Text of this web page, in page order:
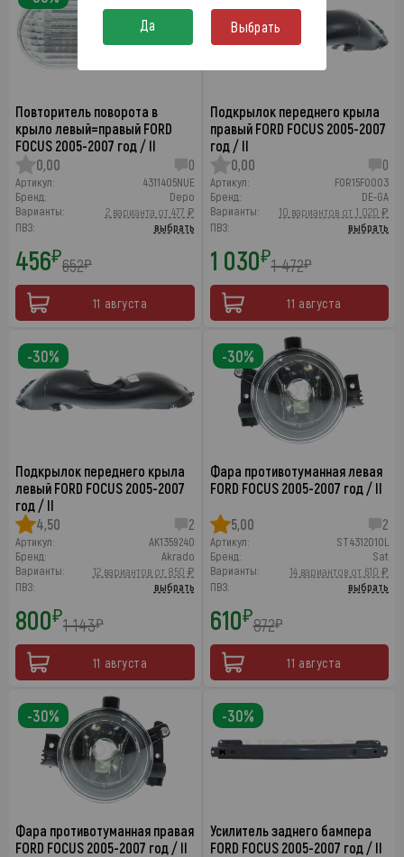
Повторитель поворота в
крыло левый=правый FORD
FOCUS 2005-2007 год / II
0,00
0
Артикул:
4311405NUE
Бренд:
Depo
Варианты:
2 варианта от 477 ₽
ПВЗ:
выбрать
456₽652₽
11 августа
Подкрылок переднего крыла
правый FORD FOCUS 2005-2007
год / II
0,00
0
Артикул:
FOR15FO003
Бренд:
DE-GA
Варианты:
10 вариантов от 1 020 ₽
ПВЗ:
выбрать
1 030₽1 472₽
11 августа
Подкрылок переднего крыла
левый FORD FOCUS 2005-2007
год / II
4,50
2
Артикул:
AK1359240
Бренд:
Akrado
Варианты:
12 вариантов от 850 ₽
ПВЗ:
выбрать
800₽1 143₽
11 августа
-30%
Фара противотуманная левая
FORD FOCUS 2005-2007 год / II
5,00 2
Артикул:
ST4312010L
Бренд:
Sat
Варианты:
14 вариантов от 610 ₽
ПВЗ:
выбрать
610₽872₽
11 августа
-30%
Фара противотуманная правая
FORD FOCUS 2005-2007 год / II
-30%
Усилитель заднего бампера
FORD FOCUS 2005-2007 год / II
-30%
Да Выбрать